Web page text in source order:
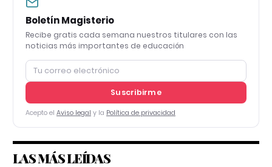
Boletín Magisterio
Recibe gratis cada semana nuestros titulares con las
noticias más importantes de educación
Suscribirme
Acepto el Aviso legal y la Política de privacidad
LAS MÁS LEÍDAS